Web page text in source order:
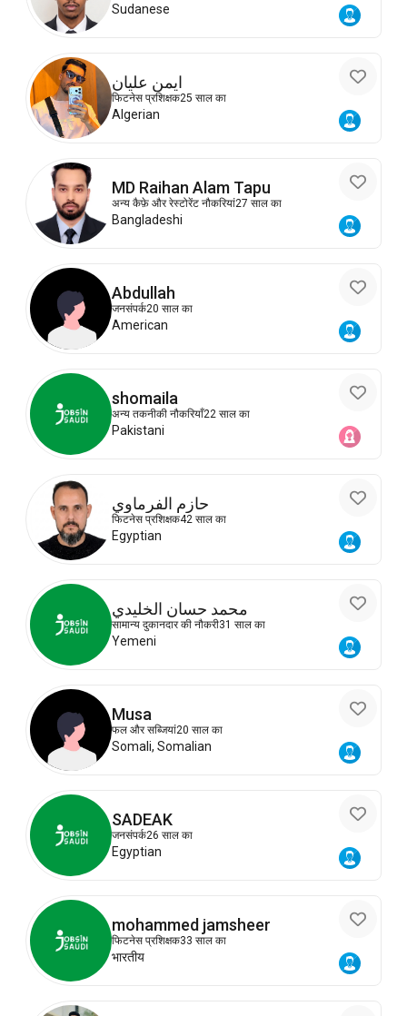
Sudanese
ايمن عليان
फिटनेस प्रशिक्षक25 साल का
Algerian
MD Raihan Alam Tapu
अन्य कैफ़े और रेस्टोरेंट नौकरियां27 साल का
Bangladeshi
Abdullah
जनसंपर्क20 साल का
American
shomaila
अन्य तकनीकी नौकरियाँ22 साल का
Pakistani
حازم الفرماوي
फिटनेस प्रशिक्षक42 साल का
Egyptian
محمد حسان الخليدي
सामान्य दुकानदार की नौकरी31 साल का
Yemeni
Musa
फल और सब्जियां20 साल का
Somali, Somalian
SADEAK
जनसंपर्क26 साल का
Egyptian
mohammed jamsheer
फिटनेस प्रशिक्षक33 साल का
भारतीय